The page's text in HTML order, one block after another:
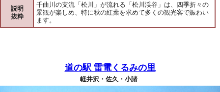
説明
抜粋
千曲川の支流「松川」が流れる「松川渓谷」は、四季折々の
景観が楽しめ、特に秋の紅葉を求めて多くの観光客で賑わい
ます。
道の駅 雷電くるみの里
軽井沢・佐久・小諸